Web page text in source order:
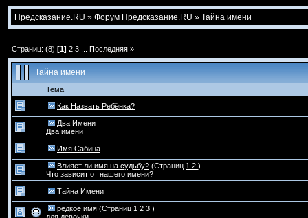
Предсказание.RU » Форум Предсказание.RU » Тайна имени
Страниц: (8) [1] 2 3 Последняя »
Тайна имени
Тема
Как Назвать Ребёнка?
Два Имени
Два имени
Имя Сабина
Влияет ли имя на судьбу? (Страниц 1 2 )
Что зависит от нашего имени?
Тайна Имени
редкое имя (Страниц 1 2 3 )